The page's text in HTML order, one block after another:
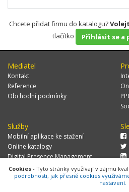
Chcete přidat firmu do katalogu?
tlačítko
Přihlásit se a
Mediatel
Kontakt
Reference
Obchodní podmínky
Služby
Mobilní aplikace ke stažení
Online katalogy
Digital Presence Management
Více zákazníků
Cookies - Tyto stránky využívají v zájmu
podrobnosti, jak přesně cookies
nastavení.